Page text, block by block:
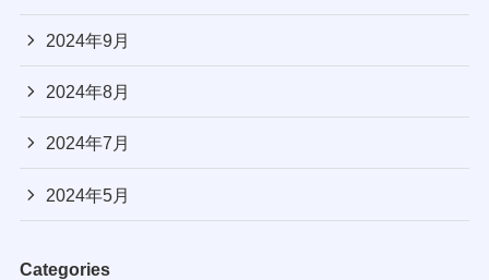
2024年9月
2024年8月
2024年7月
2024年5月
Categories